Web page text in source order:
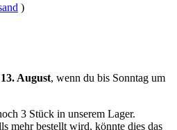
)
August, wenn du bis Sonntag um
3 Stück in unserem Lager.
mehr bestellt wird, könnte dies das